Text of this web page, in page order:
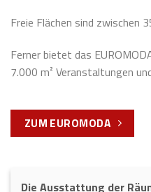
Freie Flächen sind zwischen
Ferner bietet das
7.000 m² Veranstaltungen
ZUM EUROMODA
Die Ausstattung der